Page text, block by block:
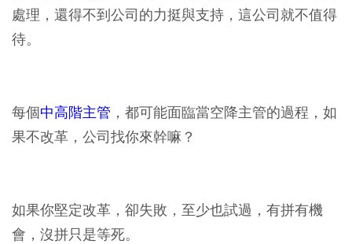
處理，還得不到公司的力挺與支持，這公司就不值得
待。
每個中高階主管 ，都可能面臨當空降主管的過程，如
果不改革，公司找你來幹嘛？
如果你堅定改革，卻失敗，至少也試過，有拼有機
會，沒拼只是等死。